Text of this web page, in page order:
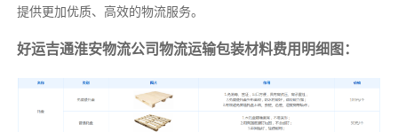
提供更加优质、高效的物流服务。
好运吉通淮安物流公司物流运输包装材料费用明细图：